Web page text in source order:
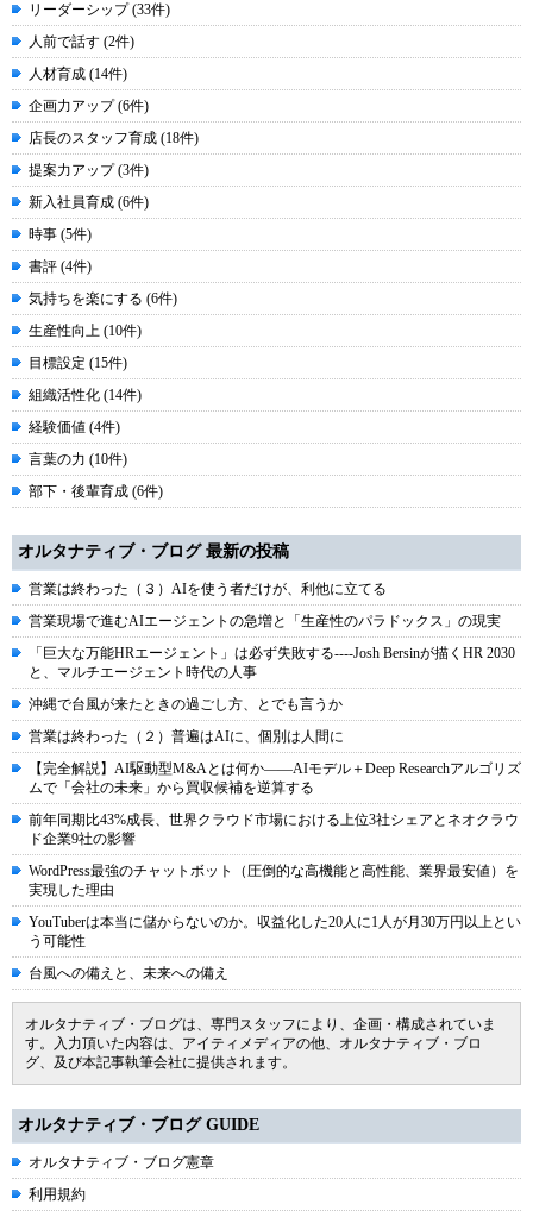
リーダーシップ (33件)
人前で話す (2件)
人材育成 (14件)
企画力アップ (6件)
店長のスタッフ育成 (18件)
提案力アップ (3件)
新入社員育成 (6件)
時事 (5件)
書評 (4件)
気持ちを楽にする (6件)
生産性向上 (10件)
目標設定 (15件)
組織活性化 (14件)
経験価値 (4件)
言葉の力 (10件)
部下・後輩育成 (6件)
オルタナティブ・ブログ 最新の投稿
営業は終わった（３）AIを使う者だけが、利他に立てる
営業現場で進むAIエージェントの急増と「生産性のパラドックス」の現実
「巨大な万能HRエージェント」は必ず失敗する----Josh Bersinが描くHR 2030
と、マルチエージェント時代の人事
沖縄で台風が来たときの過ごし方、とでも言うか
営業は終わった（２）普遍はAIに、個別は人間に
【完全解説】AI駆動型M&Aとは何か――AIモデル＋Deep Researchアルゴリズ
ムで「会社の未来」から買収候補を逆算する
前年同期比43%成長、世界クラウド市場における上位3社シェアとネオクラウ
ド企業9社の影響
WordPress最強のチャットボット（圧倒的な高機能と高性能、業界最安値）を
実現した理由
YouTuberは本当に儲からないのか。収益化した20人に1人が月30万円以上とい
う可能性
台風への備えと、未来への備え
オルタナティブ・ブログは、専門スタッフにより、企画・構成されていま
す。入力頂いた内容は、アイティメディアの他、オルタナティブ・ブロ
グ、及び本記事執筆会社に提供されます。
オルタナティブ・ブログ GUIDE
オルタナティブ・ブログ憲章
利用規約